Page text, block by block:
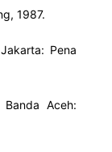
1987.
Pena
Aceh: